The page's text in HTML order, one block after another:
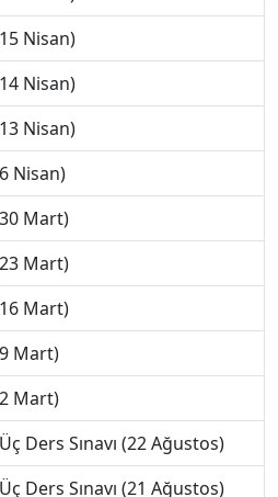
Nisan)
Nisan)
Nisan)
Nisan)
Mart)
Mart)
Mart)
Mart)
Mart)
Ders Sınavı (22 Ağustos)
Ders Sınavı (21 Ağustos)